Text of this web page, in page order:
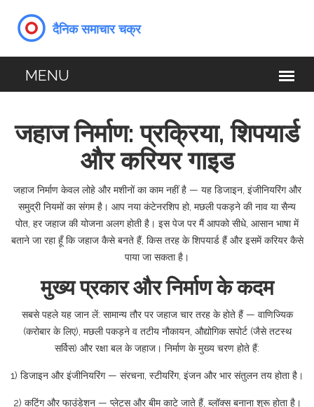
जहाज निर्माण: प्रक्रिया, शिपयार्ड
और करियर गाइड
जहाज निर्माण केवल लोहे और मशीनों का काम नहीं है — यह डिजाइन, इंजीनियरिंग और
समुद्री नियमों का संगम है। आप नया कंटेनरशिप हो, मछली पकड़ने की नाव या सैन्य
पोत, हर जहाज की योजना अलग होती है। इस पेज पर मैं आपको सीधे, आसान भाषा में
बताने जा रहा हूँ कि जहाज कैसे बनते हैं, किस तरह के शिपयार्ड हैं और इसमें करियर कैसे
पाया जा सकता है।
मुख्य प्रकार और निर्माण के कदम
सबसे पहले यह जान लें: सामान्य तौर पर जहाज चार तरह के होते हैं — वाणिज्यिक
(करोबार के लिए), मछली पकड़ने व तटीय नौकायन, औद्योगिक सपोर्ट (जैसे तटस्थ
सर्विस) और रक्षा बल के जहाज। निर्माण के मुख्य चरण होते हैं:
1) डिजाइन और इंजीनियरिंग — संरचना, स्टीयरिंग, इंजन और भार संतुलन तय होता है।
2) कटिंग और फाउंडेशन — प्लेट्स और बीम काटे जाते हैं, ब्लॉक्स बनाना शुरू होता है।